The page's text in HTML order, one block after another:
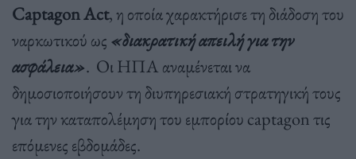
Captagon Act, η οποία χαρακτήρισε τη διάδοση του
ναρκωτικού ως «διακρατική απειλή για την
ασφάλεια». Οι ΗΠΑ αναμένεται να
δημοσιοποιήσουν τη διυπηρεσιακή στρατηγική τους
για την καταπολέμηση του εμπορίου captagon τις
επόμενες εβδομάδες.